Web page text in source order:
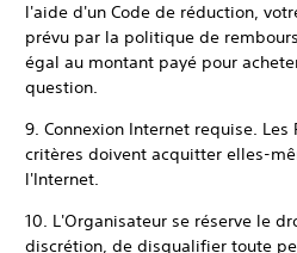
l'aide d'un Code de réduction,
prévu par la politique de
égal au montant payé pour
question.
9. Connexion Internet requise.
critères doivent acquitter elles-
l'Internet.
10. L'Organisateur se réserve le
discrétion, de disqualifier toute